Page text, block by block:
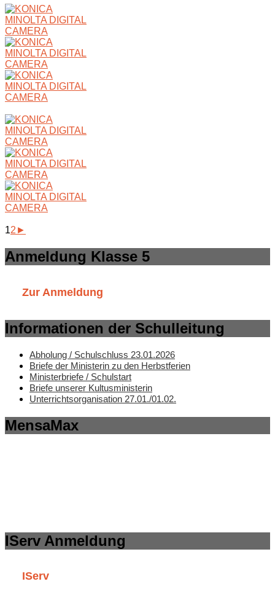
12 ►
Anmeldung Klasse 5
Zur Anmeldung
Informationen der Schulleitung
Abholung / Schulschluss 23.01.2026
Briefe der Ministerin zu den Herbstferien
Ministerbriefe / Schulstart
Briefe unserer Kultusministerin
Unterrichtsorganisation 27.01./01.02.
MensaMax
IServ Anmeldung
IServ